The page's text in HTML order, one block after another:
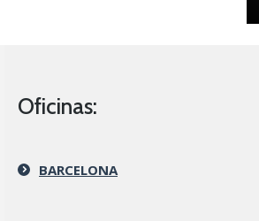
Oficinas:
BARCELONA